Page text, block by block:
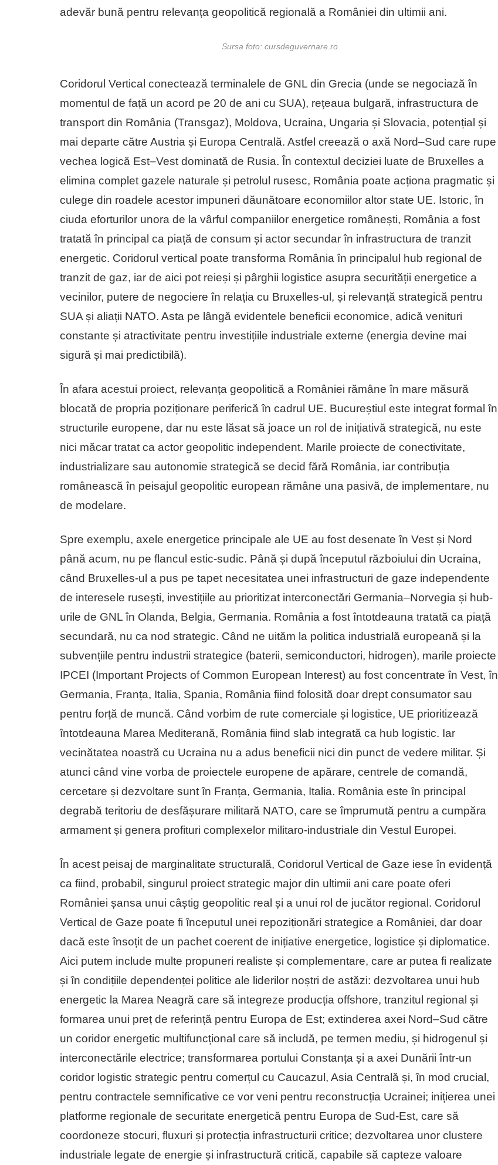
adevăr bună pentru relevanța geopolitică regională a României din ultimii ani.
Sursa foto: cursdeguvernare.ro
Coridorul Vertical conectează terminalele de GNL din Grecia (unde se negociază în
momentul de față un acord pe 20 de ani cu SUA), rețeaua bulgară, infrastructura de
transport din România (Transgaz), Moldova, Ucraina, Ungaria și Slovacia, potențial și
mai departe către Austria și Europa Centrală. Astfel creează o axă Nord–Sud care rupe
vechea logică Est–Vest dominată de Rusia. În contextul deciziei luate de Bruxelles a
elimina complet gazele naturale și petrolul rusesc, România poate acționa pragmatic și
culege din roadele acestor impuneri dăunătoare economiilor altor state UE. Istoric, în
ciuda eforturilor unora de la vârful companiilor energetice românești, România a fost
tratată în principal ca piață de consum și actor secundar în infrastructura de tranzit
energetic. Coridorul vertical poate transforma România în principalul hub regional de
tranzit de gaz, iar de aici pot reieși și pârghii logistice asupra securității energetice a
vecinilor, putere de negociere în relația cu Bruxelles-ul, și relevanță strategică pentru
SUA și aliații NATO. Asta pe lângă evidentele beneficii economice, adică venituri
constante și atractivitate pentru investițiile industriale externe (energia devine mai
sigură și mai predictibilă).
În afara acestui proiect, relevanța geopolitică a României rămâne în mare măsură
blocată de propria poziționare periferică în cadrul UE. Bucureștiul este integrat formal în
structurile europene, dar nu este lăsat să joace un rol de inițiativă strategică, nu este
nici măcar tratat ca actor geopolitic independent. Marile proiecte de conectivitate,
industrializare sau autonomie strategică se decid fără România, iar contribuția
românească în peisajul geopolitic european rămâne una pasivă, de implementare, nu
de modelare.
Spre exemplu, axele energetice principale ale UE au fost desenate în Vest și Nord
până acum, nu pe flancul estic-sudic. Până și după începutul războiului din Ucraina,
când Bruxelles-ul a pus pe tapet necesitatea unei infrastructuri de gaze independente
de interesele rusești, investițiile au prioritizat interconectări Germania–Norvegia și hub-
urile de GNL în Olanda, Belgia, Germania. România a fost întotdeauna tratată ca piață
secundară, nu ca nod strategic. Când ne uităm la politica industrială europeană și la
subvențiile pentru industrii strategice (baterii, semiconductori, hidrogen), marile proiecte
IPCEI (Important Projects of Common European Interest) au fost concentrate în Vest, în
Germania, Franța, Italia, Spania, România fiind folosită doar drept consumator sau
pentru forță de muncă. Când vorbim de rute comerciale și logistice, UE prioritizează
întotdeauna Marea Mediterană, România fiind slab integrată ca hub logistic. Iar
vecinătatea noastră cu Ucraina nu a adus beneficii nici din punct de vedere militar. Și
atunci când vine vorba de proiectele europene de apărare, centrele de comandă,
cercetare și dezvoltare sunt în Franța, Germania, Italia. România este în principal
degrabă teritoriu de desfășurare militară NATO, care se împrumută pentru a cumpăra
armament și genera profituri complexelor militaro-industriale din Vestul Europei.
În acest peisaj de marginalitate structurală, Coridorul Vertical de Gaze iese în evidență
ca fiind, probabil, singurul proiect strategic major din ultimii ani care poate oferi
României șansa unui câștig geopolitic real și a unui rol de jucător regional. Coridorul
Vertical de Gaze poate fi începutul unei repoziționări strategice a României, dar doar
dacă este însoțit de un pachet coerent de inițiative energetice, logistice și diplomatice.
Aici putem include multe propuneri realiste și complementare, care ar putea fi realizate
și în condițiile dependenței politice ale liderilor noștri de astăzi: dezvoltarea unui hub
energetic la Marea Neagră care să integreze producția offshore, tranzitul regional și
formarea unui preț de referință pentru Europa de Est; extinderea axei Nord–Sud către
un coridor energetic multifuncțional care să includă, pe termen mediu, și hidrogenul și
interconectările electrice; transformarea portului Constanța și a axei Dunării într-un
coridor logistic strategic pentru comerțul cu Caucazul, Asia Centrală și, în mod crucial,
pentru contractele semnificative ce vor veni pentru reconstrucția Ucrainei; inițierea unei
platforme regionale de securitate energetică pentru Europa de Sud-Est, care să
coordoneze stocuri, fluxuri și protecția infrastructurii critice; dezvoltarea unor clustere
industriale legate de energie și infrastructură critică, capabile să capteze valoare